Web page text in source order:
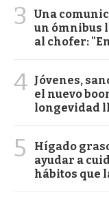
3
Una
un ómnibus
al chofer:
4 Jóvenes,
el nuevo
longevidad
5
Hígado
ayudar a
hábitos que